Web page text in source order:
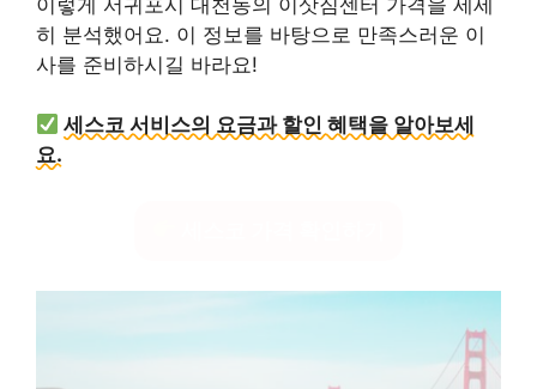
히 분석했어요. 이 정보를 바탕으로 만족스러운 이
사를 준비하시길 바라요!
세스코 서비스의 요금과 할인 혜택을 알아보세
요.